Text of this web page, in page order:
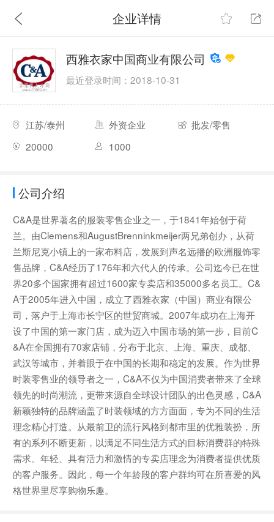
企业详情
西雅衣家中国商业有限公司
最近登录时间：2018-10-31
江苏/泰州 外资企业
批发/零售
20000
1000
公司介绍
C&A是世界著名的服装零售企业之一，于1841年始创于荷
兰。由Clemens和AugustBrenninkmeijer两兄弟创办，从荷
兰斯尼克小镇上的一家布料店，发展到声名远播的欧洲服饰零
售品牌，C&A经历了176年和六代人的传承。公司迄今已在世
界20多个国家拥有超过1600家专卖店和35000多名员工。C&
A于2005年进入中国，成立了西雅衣家（中国）商业有限公
司，落户于上海市长宁区的世贸商城。2007年成功在上海开
设了中国的第一家门店，成为迈入中国市场的第一步，目前C
&A在全国拥有70家店铺，分布于北京、上海、重庆、成都、
武汉等城市，并着眼于在中国的长期和稳定的发展。作为世界
时装零售业的领导者之一，C&A不仅为中国消费者带来了全球
领先的时尚潮流，更带来源自全球设计团队的出色灵感，C&A
新颖独特的品牌涵盖了时装领域的方方面面，专为不同的生活
理念精心打造。从最前卫的流行风格到都市里的优雅装扮，所
有的系列不断更新，以满足不同生活方式的目标消费群的特殊
需求。年轻、具有活力和激情的专卖店理念为消费者提供优质
的客户服务。因此，每一个年龄段的客户群均可在所喜爱的风
格世界里尽享购物乐趣。